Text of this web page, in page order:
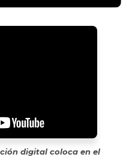
digital coloca en el